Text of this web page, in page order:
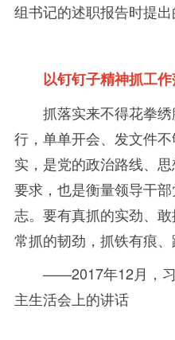
组书记的述职报告时提
以钉钉子精神抓工
抓落实来不得花拳
行，单单开会、发文件
实，是党的政治路线、
要求，也是衡量领导干
志。要有真抓的实劲、敢
常抓的韧劲，抓铁有痕、
——2017年12月，
主生活会上的讲话